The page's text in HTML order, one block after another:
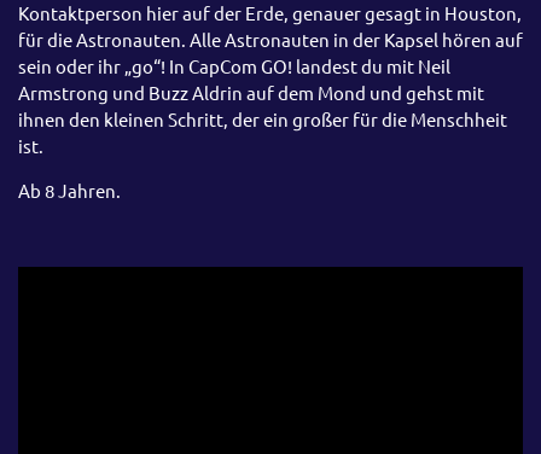
Kontaktperson hier auf der Erde, genauer gesagt in Houston,
für die Astronauten. Alle Astronauten in der Kapsel hören auf
sein oder ihr „go“! In CapCom GO! landest du mit Neil
Armstrong und Buzz Aldrin auf dem Mond und gehst mit
ihnen den kleinen Schritt, der ein großer für die Menschheit
ist.
Ab 8 Jahren.